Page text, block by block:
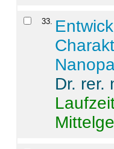
33.
Dr. rer.